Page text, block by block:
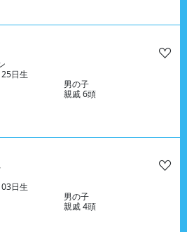
日生
男の子
親戚 6頭
日生
男の子
親戚 4頭